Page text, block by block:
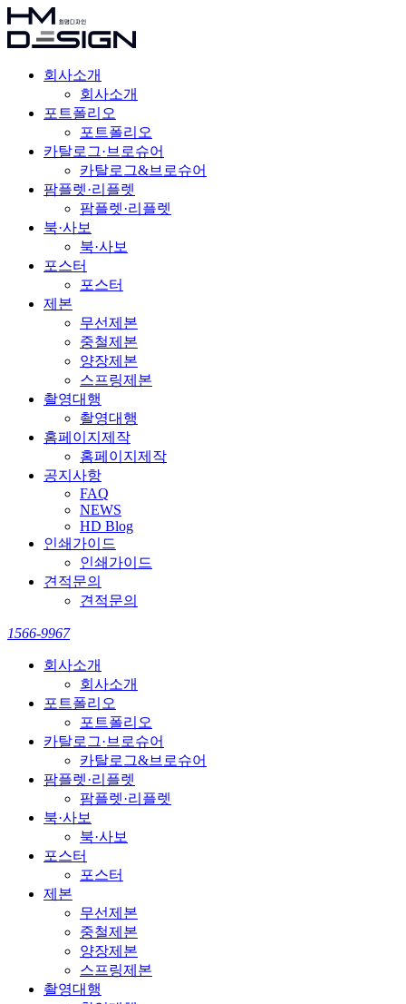
회사소개
회사소개
포트폴리오
포트폴리오
카탈로그·브로슈어
카탈로그&브로슈어
팜플렛·리플렛
팜플렛·리플렛
북·사보
북·사보
포스터
포스터
제본
무선제본
중철제본
양장제본
스프링제본
촬영대행
촬영대행
홈페이지제작
홈페이지제작
공지사항
FAQ
NEWS
HD Blog
인쇄가이드
인쇄가이드
견적문의
견적문의
1566-9967
회사소개
회사소개
포트폴리오
포트폴리오
카탈로그·브로슈어
카탈로그&브로슈어
팜플렛·리플렛
팜플렛·리플렛
북·사보
북·사보
포스터
포스터
제본
무선제본
중철제본
양장제본
스프링제본
촬영대행